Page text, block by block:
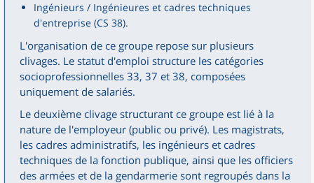
Ingénieurs / Ingénieures et cadres techniques
d'entreprise (CS 38).
L'organisation de ce groupe repose sur plusieurs
clivages. Le statut d'emploi structure les catégories
socioprofessionnelles 33, 37 et 38, composées
uniquement de salariés.
Le deuxième clivage structurant ce groupe est lié à la
nature de l'employeur (public ou privé). Les magistrats,
les cadres administratifs, les ingénieurs et cadres
techniques de la fonction publique, ainsi que les officiers
des armées et de la gendarmerie sont regroupés dans la